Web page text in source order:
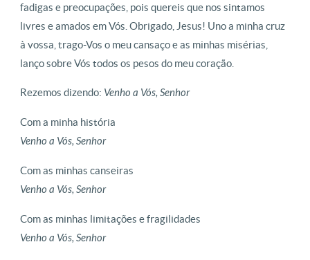
fadigas e preocupações, pois quereis que nos sintamos
livres e amados em Vós. Obrigado, Jesus! Uno a minha cruz
à vossa, trago-Vos o meu cansaço e as minhas misérias,
lanço sobre Vós todos os pesos do meu coração.
Rezemos dizendo: Venho a Vós, Senhor
Com a minha história
Venho a Vós, Senhor
Com as minhas canseiras
Venho a Vós, Senhor
Com as minhas limitações e fragilidades
Venho a Vós, Senhor